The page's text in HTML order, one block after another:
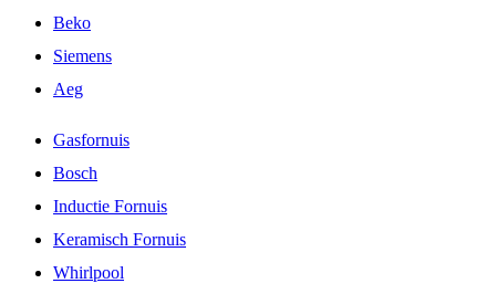
Beko
Siemens
Aeg
Gasfornuis
Bosch
Inductie Fornuis
Keramisch Fornuis
Whirlpool